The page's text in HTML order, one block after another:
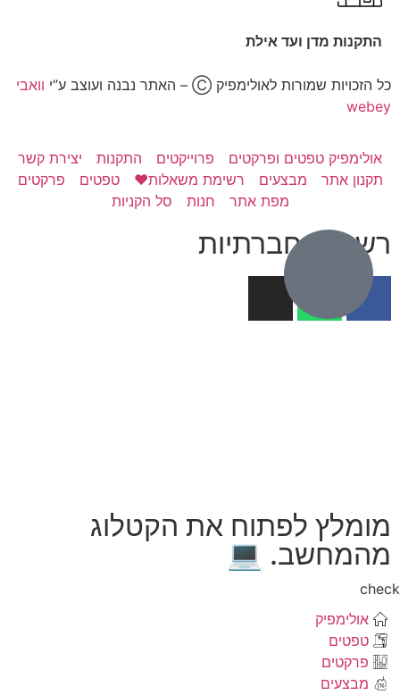
רשתות חברתיות
התקנות מדן ועד אילת
כל הזכויות שמורות לאולימפיק Ⓒ – האתר נבנה ועוצב ע”י
וואבי
webey
אולימפיק טפטים ופרקטים פרוייקטים התקנות
יצירת קשר
תקנון אתר
מבצעים רשימת משאלות❤️ טפטים
פרקטים
מפת אתר
חנות סל הקניות
מומלץ לפתוח את הקטלוג
מהמחשב. 💻
אולימפיק
טפטים
פרקטים
מבצעים